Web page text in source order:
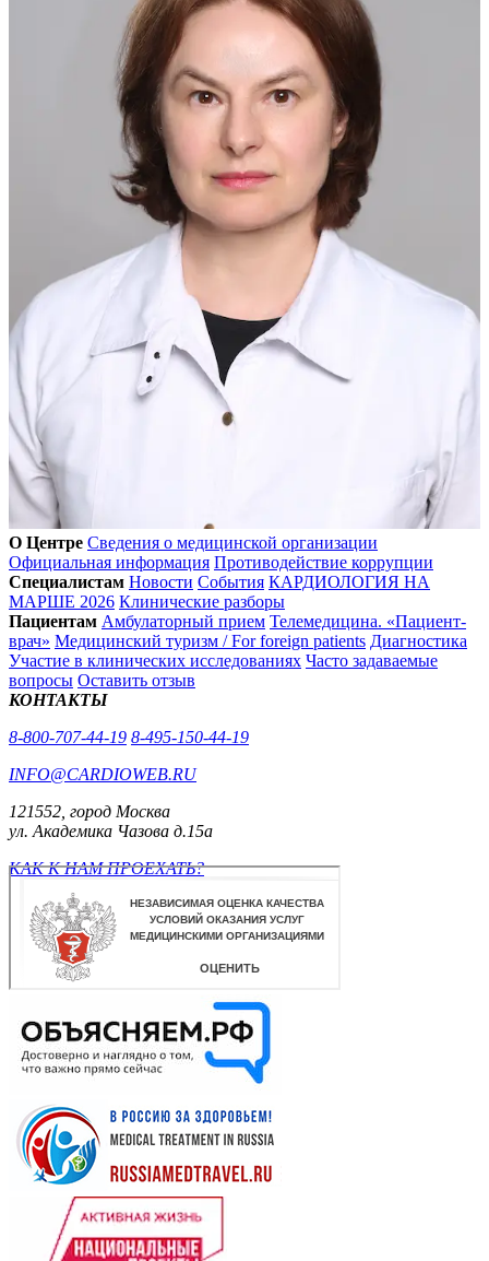
О Центре Сведения о медицинской организации
Официальная информация Противодействие коррупции
Специалистам Новости События КАРДИОЛОГИЯ НА
МАРШЕ 2026 Клинические разборы
Пациентам Амбулаторный прием Телемедицина. «Пациент-
врач» Медицинский туризм / For foreign patients Диагностика
Участие в клинических исследованиях Часто задаваемые
вопросы Оставить отзыв
КОНТАКТЫ
8-800-707-44-19 8-495-150-44-19
INFO@CARDIOWEB.RU
121552, город Москва
ул. Академика Чазова д.15а
КАК К НАМ ПРОЕХАТЬ?